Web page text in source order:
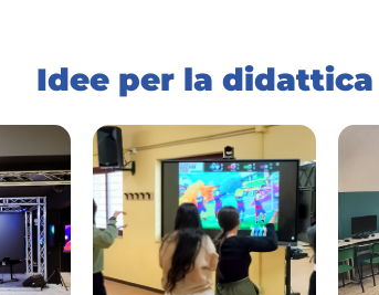
Idee per la didattica